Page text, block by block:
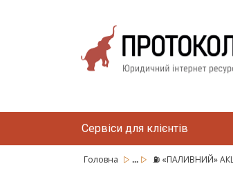
Сервіси для клієнтів
Головна ... ⛽ «ПАЛИВНИЙ»